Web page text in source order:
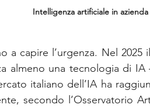
Intelligenza artificiale in azienda
a capire l’urgenza. Nel 2025
almeno una tecnologia di
italiano dell’IA ha
secondo l’Osservatorio